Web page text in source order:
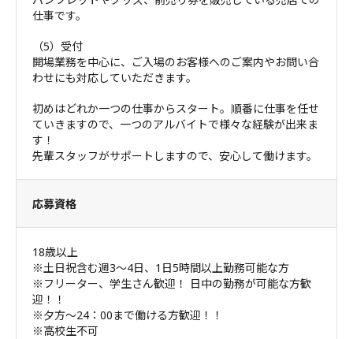
仕事です。
（5）受付
開場業務を中心に、ご入場のお客様へのご案内やお問い合
わせにも対応していただきます。
初めはどれか一つの仕事からスタート。順番に仕事を任せ
ていきますので、一つのアルバイトで様々な経験が出来ま
す！
先輩スタッフがサポートしますので、安心して働けます。
応募資格
18歳以上
※土日祝含む週3～4日、1日5時間以上勤務可能な方
※フリーター、学生さん歓迎！ 日中の勤務が可能な方歓
迎！！
※夕方～24：00まで働ける方歓迎！！
※高校生不可